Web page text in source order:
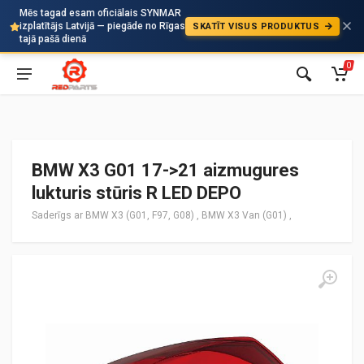
Mēs tagad esam oficiālais SYNMAR
izplatītājs Latvijā — piegāde no Rīgas
tajā pašā dienā
SKATĪT VISUS PRODUKTUS
Auto
0
BMW X3 G01 17->21 aizmugures
lukturis stūris R LED DEPO
Saderīgs ar BMW X3 (G01, F97, G08) , BMW X3 Van (G01) ,